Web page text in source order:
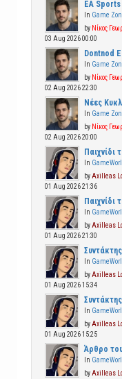
EA Sports
In Game
by Νίκος
03 Aug 2026 00:00
Dontnod
In Game
by Νίκος
02 Aug 2026 22:30
Νέες
In Game
by Νίκος
02 Aug 2026 20:00
Παιχνίδι
In
by Axilleas
01 Aug 2026 21:36
Παιχνίδι
In
by Axilleas
01 Aug 2026 21:30
In
by Axilleas
01 Aug 2026 15:34
In
by Axilleas
01 Aug 2026 15:25
Άρθρο
In
by Axilleas